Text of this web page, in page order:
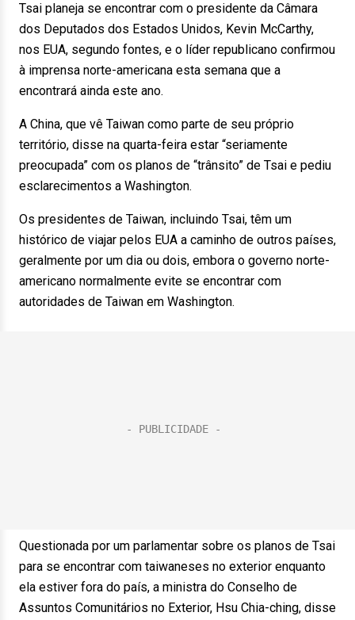
Tsai planeja se encontrar com o presidente da Câmara
dos Deputados dos Estados Unidos, Kevin McCarthy,
nos EUA, segundo fontes, e o líder republicano confirmou
à imprensa norte-americana esta semana que a
encontrará ainda este ano.
A China, que vê Taiwan como parte de seu próprio
território, disse na quarta-feira estar “seriamente
preocupada” com os planos de “trânsito” de Tsai e pediu
esclarecimentos a Washington.
Os presidentes de Taiwan, incluindo Tsai, têm um
histórico de viajar pelos EUA a caminho de outros países,
geralmente por um dia ou dois, embora o governo norte-
americano normalmente evite se encontrar com
autoridades de Taiwan em Washington.
Questionada por um parlamentar sobre os planos de Tsai
para se encontrar com taiwaneses no exterior enquanto
ela estiver fora do país, a ministra do Conselho de
Assuntos Comunitários no Exterior, Hsu Chia-ching, disse